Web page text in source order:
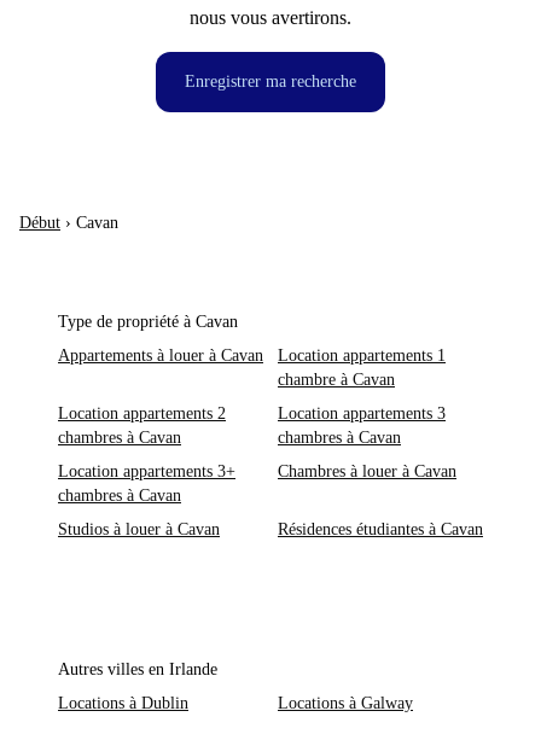
nous vous avertirons.
Enregistrer ma recherche
Début › Cavan
Type de propriété à Cavan
Appartements à louer à Cavan
Location appartements 1
chambre à Cavan
Location appartements 2
chambres à Cavan
Location appartements 3
chambres à Cavan
Location appartements 3+
chambres à Cavan
Chambres à louer à Cavan
Studios à louer à Cavan Résidences étudiantes à Cavan
Autres villes en Irlande
Locations à Dublin
Locations à Galway